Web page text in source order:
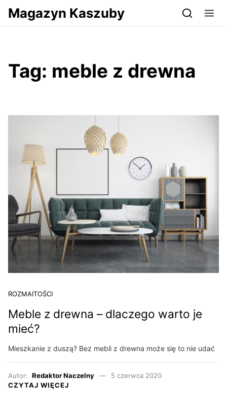
Przejdź do serwisu magazynkaszuby.pl
Magazyn Kaszuby
Tag: meble z drewna
ROZMAITOŚCI
Meble z drewna – dlaczego warto je
mieć?
Mieszkanie z duszą? Bez mebli z drewna może się to nie udać
Autor: Redaktor Naczelny
5 czerwca 2020
CZYTAJ WIĘCEJ